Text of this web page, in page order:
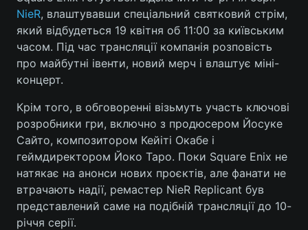
NieR, влаштувавши спеціальний святковий стрім,
який відбудеться 19 квітня об 11:00 за київським
часом. Під час трансляції компанія розповість
про майбутні івенти, новий мерч і влаштує міні-
концерт.
Крім того, в обговоренні візьмуть участь ключові
розробники гри, включно з продюсером Йосуке
Сайто, композитором Кейіті Окабе і
геймдиректором Йоко Таро. Поки Square Enix не
натякає на анонси нових проєктів, але фанати не
втрачають надії, ремастер NieR Replicant був
представлений саме на подібній трансляції до 10-
річчя серії.